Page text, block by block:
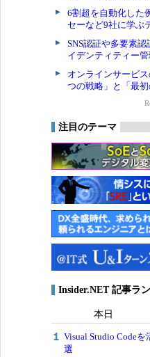
6割超を自動化した
セーなど9社に学ぶ
SNS認証や多要素
イデンティティー
オンラインサービ
つの戦略」と「最初
注目のテーマ
Insider.NET 記事ラ
本日
Visual Studio Code
選